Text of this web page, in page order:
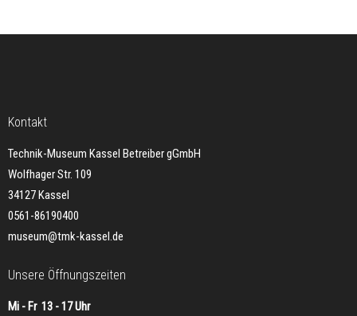
Kontakt
Technik-Museum Kassel Betreiber gGmbH
Wolfhager Str. 109
34127 Kassel
0561-86190400
museum@tmk-kassel.de
Unsere Öffnungszeiten
Mi - Fr 13 - 17 Uhr